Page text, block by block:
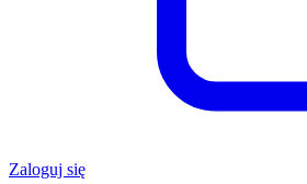
Zaloguj się